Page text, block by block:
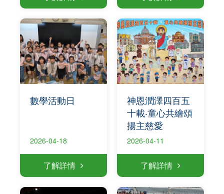
數學活動日
2026-04-18
了解詳情
神恩潤澤四百五
十載‧童心共繪頌
揚主慈愛
2026-04-11
了解詳情